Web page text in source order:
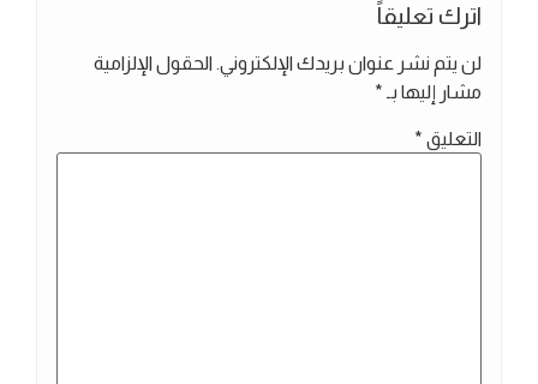
اترك تعليقاً
لن يتم نشر عنوان بريدك الإلكتروني. الحقول الإلزامية
مشار إليها بـ *
التعليق *